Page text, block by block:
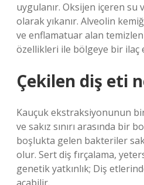
uygulanır. Oksijen içeren su
olarak yıkanır. Alveolin
ve enflamatuar alan
özellikleri ile bölgeye bir ilaç
Çekilen diş eti
Kauçuk ekstraksiyonunun
ve sakız sınırı arasında bir
boşlukta gelen bakteriler
olur. Sert diş fırçalama,
genetik yatkınlık; Diş